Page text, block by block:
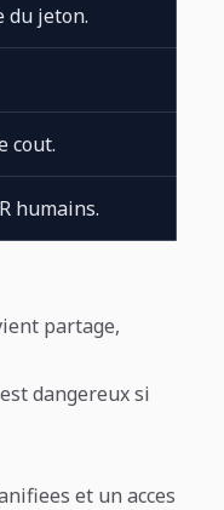
du jeton.
cout.
humains.
partage,
dangereux si
et un acces